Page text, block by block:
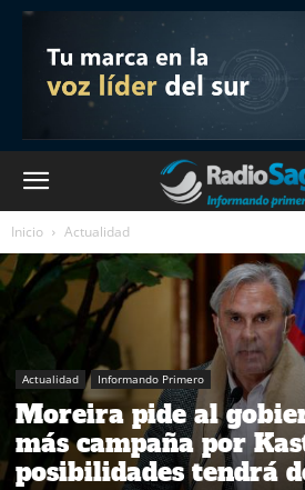
Inicio Actualidad
Actualidad Informando Primero
Moreira pide al
más campaña por
posibilidades tendrá